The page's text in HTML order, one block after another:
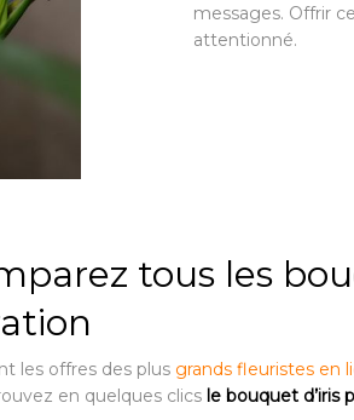
messages. Offrir
attentionné.
tous les
les offres des plus grands fleuristes en
en quelques clics le bouquet d’iris